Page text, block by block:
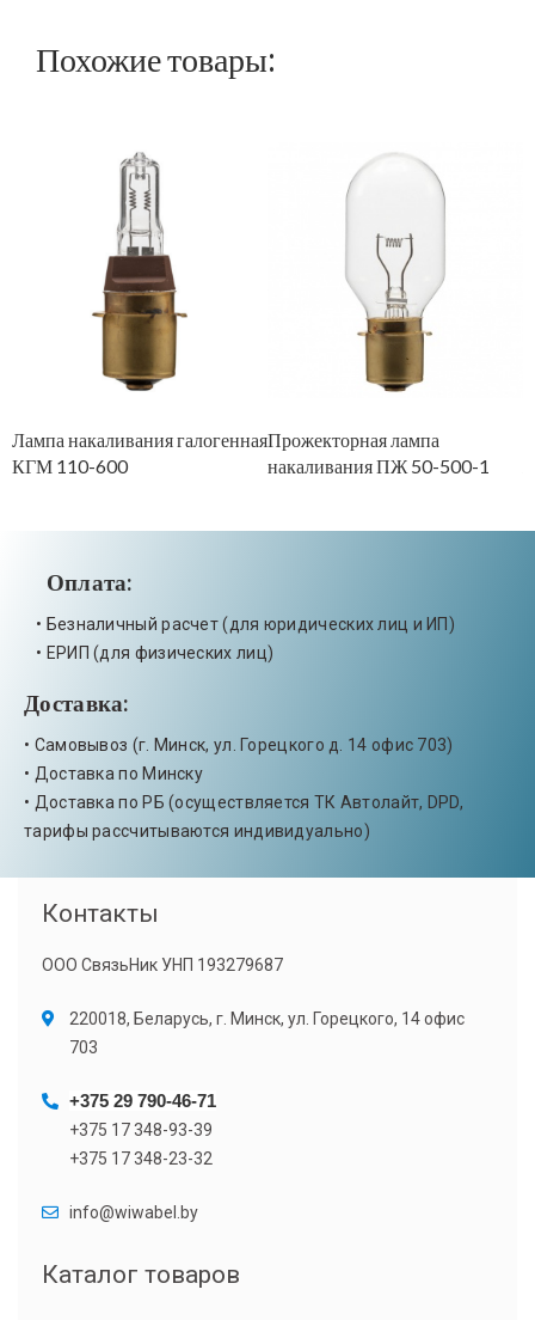
Похожие товары:
Лампа накаливания галогенная
КГМ 110-600
Прожекторная лампа
накаливания ПЖ 50-500-1
Оплата:
• Безналичный расчет (для юридических лиц и ИП)
• ЕРИП (для физических лиц)
Доставка:
• Самовывоз (г. Минск, ул. Горецкого д. 14 офис 703)
• Доставка по Минску
• Доставка по РБ (осуществляется ТК Автолайт, DPD,
тарифы рассчитываются индивидуально)
Контакты
ООО СвязьНик УНП 193279687
220018, Беларусь, г. Минск, ул. Горецкого, 14 офис
703
+375 29 790-46-71
+375 17 348-93-39
+375 17 348-23-32
info@wiwabel.by
Каталог товаров